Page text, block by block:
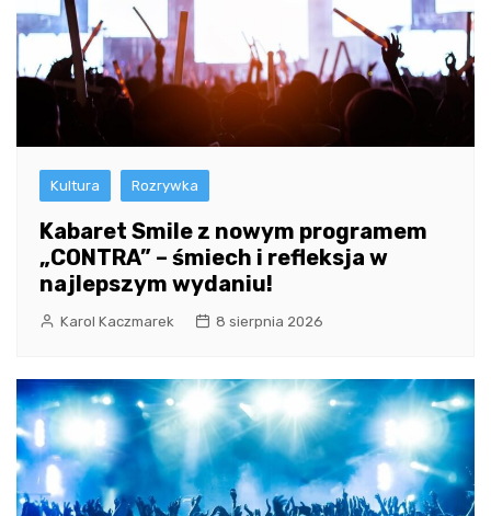
Kultura Rozrywka
Kabaret Smile z nowym programem
„CONTRA” – śmiech i refleksja w
najlepszym wydaniu!
Karol Kaczmarek 8 sierpnia 2026